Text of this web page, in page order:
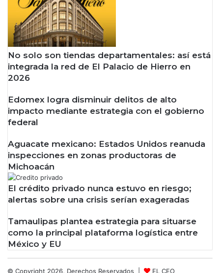
No solo son tiendas departamentales: así está
integrada la red de El Palacio de Hierro en
2026
Edomex logra disminuir delitos de alto
impacto mediante estrategia con el gobierno
federal
Aguacate mexicano: Estados Unidos reanuda
inspecciones en zonas productoras de
Michoacán
El crédito privado nunca estuvo en riesgo;
alertas sobre una crisis serían exageradas
Tamaulipas plantea estrategia para situarse
como la principal plataforma logística entre
México y EU
© Copyright 2026, Derechos Reservados |
EL CEO